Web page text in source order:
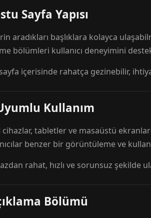
Sayfa Yapısı
aradıkları başlıklara kolayca
bölümleri kullanıcı deneyimini
sayfa içerisinde rahatça gezinebilir,
Kullanım
tabletler ve masaüstü
benzer bir görüntüleme ve
rahat, hızlı ve sorunsuz şekilde
Bölümü